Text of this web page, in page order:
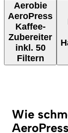
Aerobie
AeroPress
Kaffee-
Zubereiter
inkl. 50
Filtern
Wie